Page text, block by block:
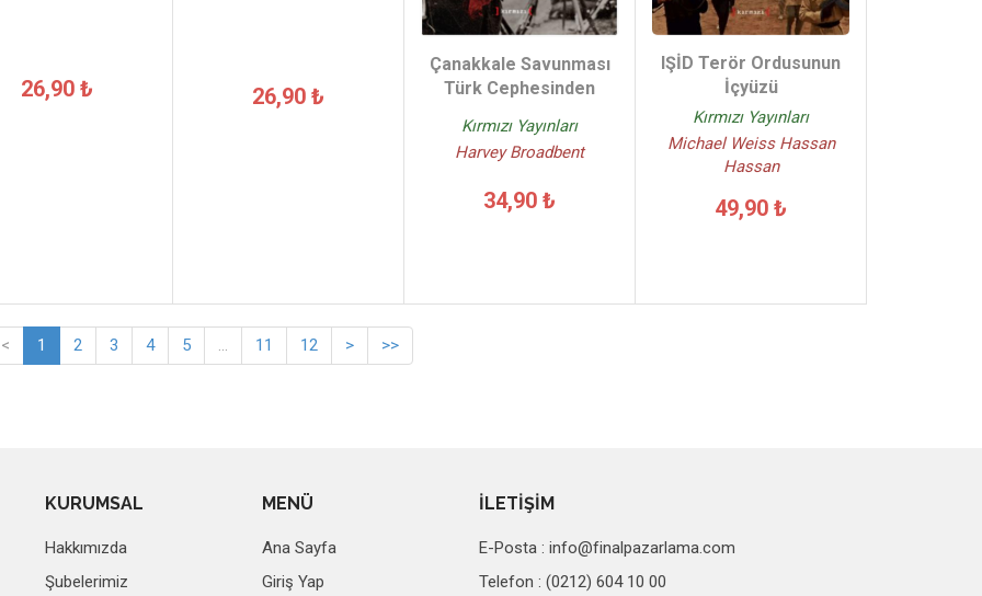
26,90 ₺ 26,90 ₺
Çanakkale Savunması
Türk Cephesinden
Kırmızı Yayınları
Harvey Broadbent
34,90 ₺
IŞİD Terör Ordusunun
İçyüzü
Kırmızı Yayınları
Michael Weiss Hassan
Hassan
49,90 ₺
< 1 2 3 4 5 ... 11 12 > >>
KURUMSAL
Hakkımızda
Şubelerimiz
MENÜ
Ana Sayfa
Giriş Yap
İLETİŞİM
E-Posta :info@finalpazarlama.com
Telefon : (0212) 604 10 00